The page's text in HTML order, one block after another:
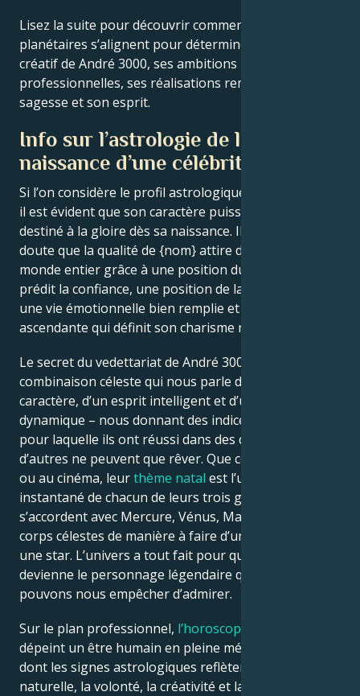
Lisez la suite pour découvrir comment les forces
planétaires s’alignent pour déterminer le génie
créatif de André 3000, ses ambitions
professionnelles, ses réalisations remarquables, sa
sagesse et son esprit.
Info sur l’astrologie de la
naissance d’une célébrité
Si l’on considère le profil astrologique de André 3000,
il est évident que son caractère puissant semblait
destiné à la gloire dès sa naissance. Il ne fait aucun
doute que la qualité de {nom} attire des fans du
monde entier grâce à une position du soleil qui
prédit la confiance, une position de la lune qui prédit
une vie émotionnelle bien remplie et une position
ascendante qui définit son charisme naturel.
Le secret du vedettariat de André 3000 est une
combinaison céleste qui nous parle d’un grand
caractère, d’un esprit intelligent et d’une présence
dynamique – nous donnant des indices sur la raison
pour laquelle ils ont réussi dans des domaines dont
d’autres ne peuvent que rêver. Que ce soit dans la vie
ou au cinéma, leurthème natal est l’ultime
instantané de chacun de leurs trois grands signes qui
s’accordent avec Mercure, Vénus, Mars et d’autres
corps célestes de manière à faire d’un personnage
une star. L’univers a tout fait pour que André 3000
devienne le personnage légendaire que nous ne
pouvons nous empêcher d’admirer.
Sur le plan professionnel, l’horoscope
dépeint un être humain en pleine métamorphose,
dont les signes astrologiques reflètent la flexibilité
naturelle, la volonté, la créativité et la persévérance.